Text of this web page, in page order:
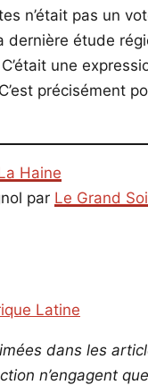
n’était pas un
dernière étude
une
précisément
Haine
par Le Grand
Latine
dans les
n’engagent